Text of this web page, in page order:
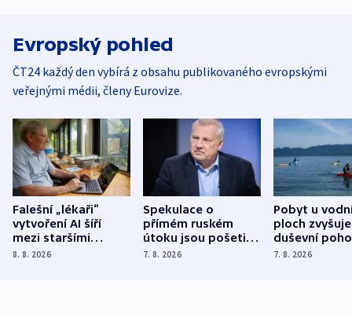
Evropský pohled
ČT24 každý den vybírá z obsahu publikovaného evropskými
veřejnými médii, členy Eurovize.
Falešní „lékaři“
vytvoření AI šíří
mezi staršími
Poláky nebezpečné
8. 8. 2026
Spekulace o
přímém ruském
útoku jsou pošetilé,
míní estonský
7. 8. 2026
Pobyt u
ploch zvyšuje
duševní
ukázala
7. 8. 2026